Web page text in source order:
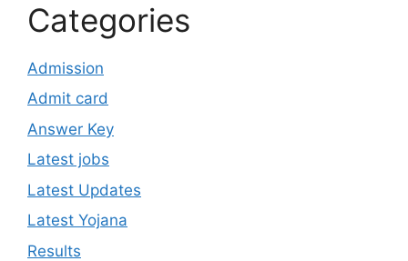
Categories
Admission
Admit card
Answer Key
Latest jobs
Latest Updates
Latest Yojana
Results